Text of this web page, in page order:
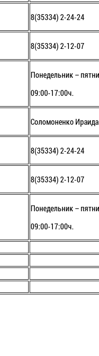
8(35334) 2-24-24
8(35334) 2-12-07
Понедельник –
09:00-17:00ч.
Соломоненко
8(35334) 2-24-24
8(35334) 2-12-07
Понедельник –
09:00-17:00ч.